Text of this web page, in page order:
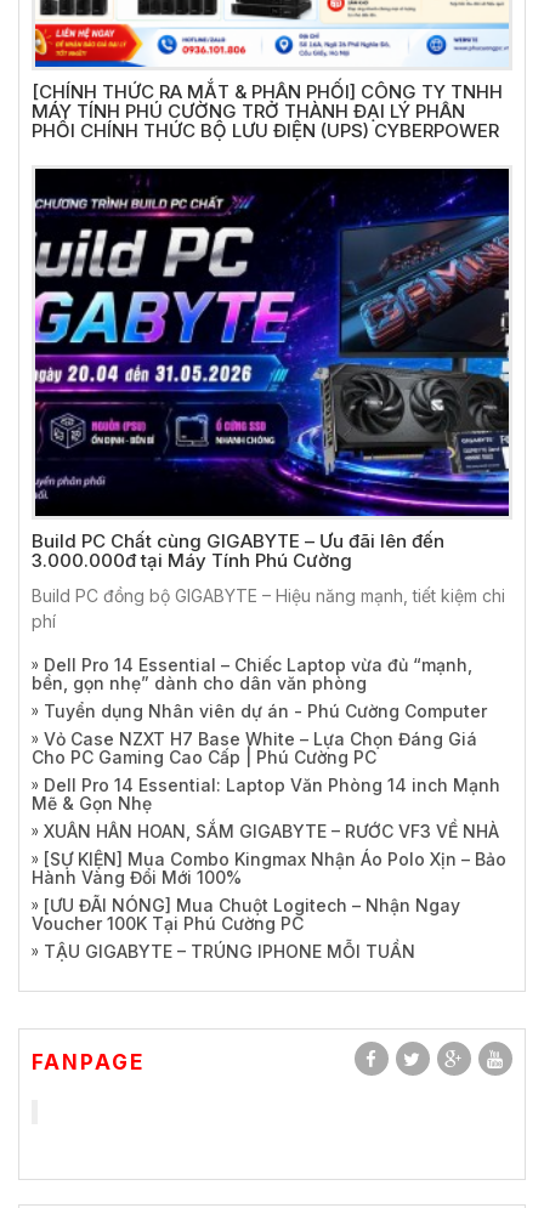
[CHÍNH THỨC RA MẮT & PHÂN PHỐI] CÔNG TY TNHH
MÁY TÍNH PHÚ CƯỜNG TRỞ THÀNH ĐẠI LÝ PHÂN
PHỐI CHÍNH THỨC BỘ LƯU ĐIỆN (UPS) CYBERPOWER
Build PC Chất cùng GIGABYTE – Ưu đãi lên đến
3.000.000đ tại Máy Tính Phú Cường
Build PC đồng bộ GIGABYTE – Hiệu năng mạnh, tiết kiệm chi
phí
Dell Pro 14 Essential – Chiếc Laptop vừa đủ “mạnh,
bền, gọn nhẹ” dành cho dân văn phòng
Tuyển dụng Nhân viên dự án - Phú Cường Computer
Vỏ Case NZXT H7 Base White – Lựa Chọn Đáng Giá
Cho PC Gaming Cao Cấp | Phú Cường PC
Dell Pro 14 Essential: Laptop Văn Phòng 14 inch Mạnh
Mẽ & Gọn Nhẹ
XUÂN HÂN HOAN, SẮM GIGABYTE – RƯỚC VF3 VỀ NHÀ
[SỰ KIỆN] Mua Combo Kingmax Nhận Áo Polo Xịn – Bảo
Hành Vàng Đổi Mới 100%
[ƯU ĐÃI NÓNG] Mua Chuột Logitech – Nhận Ngay
Voucher 100K Tại Phú Cường PC
TẬU GIGABYTE – TRÚNG IPHONE MỖI TUẦN
FANPAGE